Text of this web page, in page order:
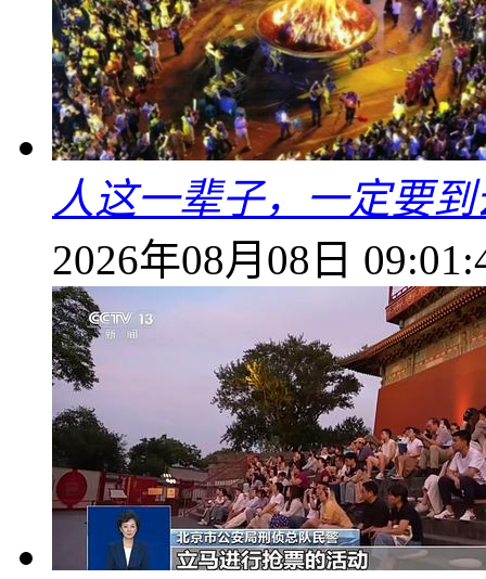
人这一辈子，一定要
2026年08月08日